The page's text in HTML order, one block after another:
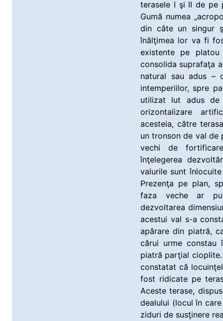
terasele I şi II de pe
Gumă numea
din câte un singur
înălţimea lor va fi
existente pe
consolida suprafaţa
natural sau adus –
intemperiilor, spre
utilizat lut adus de
orizontalizare
acesteia, către
un tronson de val de
vechi de
înţelegerea
valurile sunt
Prezenţa pe plan,
faza veche ar
dezvoltarea
acestui val s-a
apărare din piatră,
cărui urme
piatră parţial
constatat că
fost ridicate pe
Aceste terase,
dealului (locul în
ziduri de susţinere